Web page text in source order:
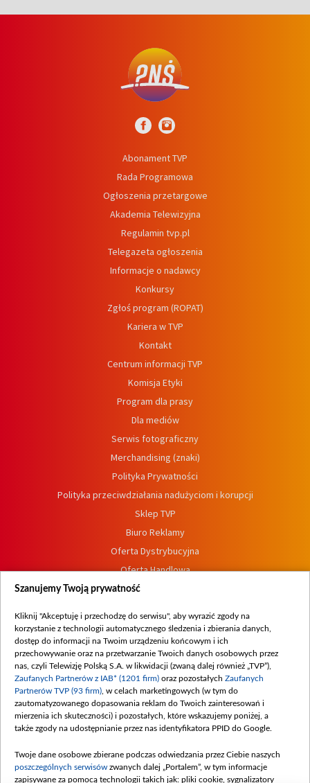
Abonament TVP
Rada Programowa
Ogłoszenia przetargowe
Akademia Telewizyjna
Regulamin tvp.pl
Telegazeta ogłoszenia
Informacje o nadawcy
Konkursy
Zgłoś program (ROPAT)
Kariera w TVP
Kontakt
Centrum informacji TVP
Komisja Etyki
Program dla prasy
Dla mediów
Serwis fotograficzny
Merchandising (znaki)
Polityka Prywatności
Polityka przeciwdziałania nadużyciom i korupcji
Sklep TVP
Biuro Reklamy
Oferta Dystrybucyjna
Oferta Handlowa
Dostępność
Procedura zgłoszeń wewnętrznych
Szanujemy Twoją prywatność
Kliknij "Akceptuję i przechodzę do serwisu", aby wyrazić zgody na
korzystanie z technologii automatycznego śledzenia i zbierania danych,
dostęp do informacji na Twoim urządzeniu końcowym i ich
przechowywanie oraz na przetwarzanie Twoich danych osobowych przez
nas, czyli Telewizję Polską S.A. w likwidacji (zwaną dalej również „TVP”),
Zaufanych Partnerów z IAB* (1201 firm) oraz pozostałych Zaufanych
Partnerów TVP (93 firm) , w celach marketingowych (w tym do
zautomatyzowanego dopasowania reklam do Twoich zainteresowań i
mierzenia ich skuteczności) i pozostałych, które wskazujemy poniżej, a
także zgody na udostępnianie przez nas identyfikatora PPID do Google.
Twoje dane osobowe zbierane podczas odwiedzania przez Ciebie naszych
poszczególnych serwisów zwanych dalej „Portalem”, w tym informacje
zapisywane za pomocą technologii takich jak: pliki cookie, sygnalizatory